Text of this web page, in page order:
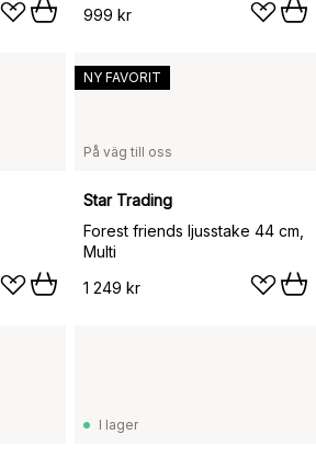
999 kr
På väg till oss
Star Trading
Forest friends ljusstake 44 cm,
Multi
1 249 kr
NY FAVORIT
I lager